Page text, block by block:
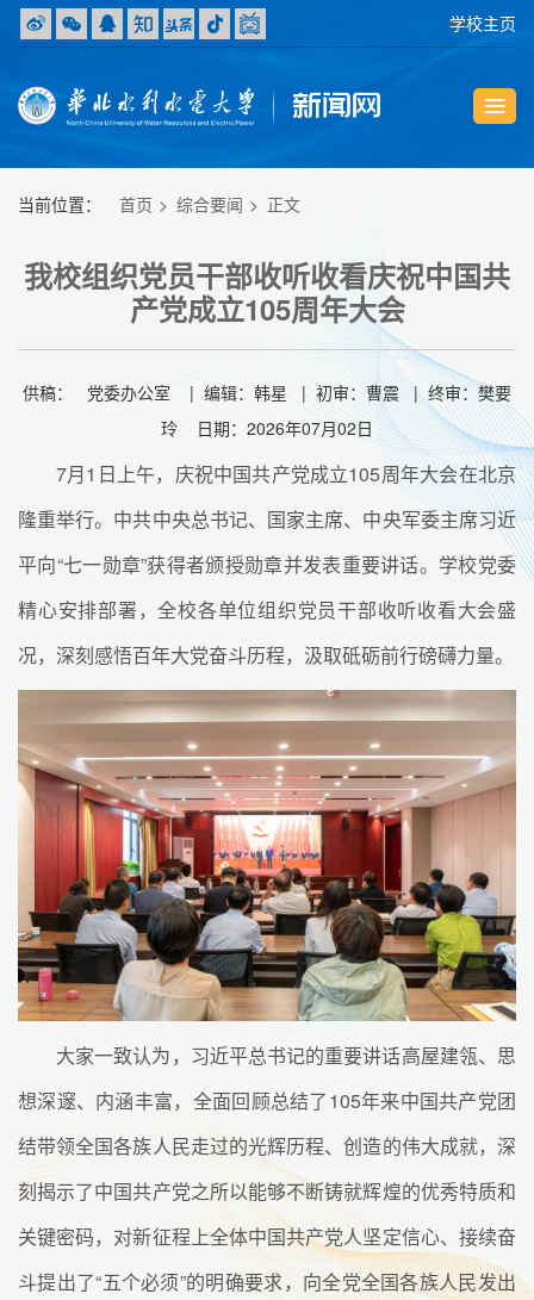
学校主页
当前位置： 首页 综合要闻 正文
我校组织党员干部收听收看庆祝中国共
产党成立105周年大会
供稿： 党委办公室 | 编辑：韩星 | 初审：曹震 | 终审：樊要
玲 日期：2026年07月02日
7月1日上午，庆祝中国共产党成立105周年大会在北京
隆重举行。中共中央总书记、国家主席、中央军委主席习近
平向“七一勋章”获得者颁授勋章并发表重要讲话。学校党委
精心安排部署，全校各单位组织党员干部收听收看大会盛
况，深刻感悟百年大党奋斗历程，汲取砥砺前行磅礴力量。
大家一致认为，习近平总书记的重要讲话高屋建瓴、思
想深邃、内涵丰富，全面回顾总结了105年来中国共产党团
结带领全国各族人民走过的光辉历程、创造的伟大成就，深
刻揭示了中国共产党之所以能够不断铸就辉煌的优秀特质和
关键密码，对新征程上全体中国共产党人坚定信心、接续奋
斗提出了“五个必须”的明确要求，向全党全国各族人民发出